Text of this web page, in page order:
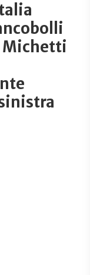
Michetti